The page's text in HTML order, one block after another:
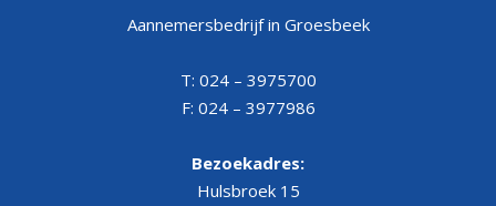
Aannemersbedrijf in Groesbeek
T: 024 – 3975700
F: 024 – 3977986
Bezoekadres:
Hulsbroek 15